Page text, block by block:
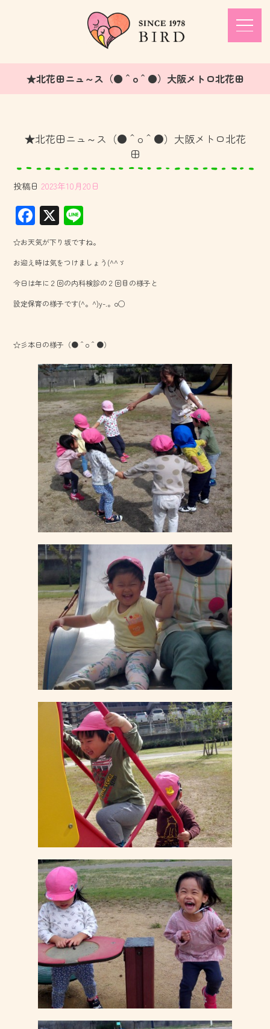
★北花田ニュ～ス（●＾o＾●）大阪メトロ北花田
★北花田ニュ～ス（●＾o＾●）大阪メトロ北花
田
投稿日 2023年10月20日
F
ac
e
b
o
ok
X
ne
☆お天気が下り坂ですね。
お迎え時は気をつけましょう(^^ゞ
今日は年に２回の内科検診の２回目の様子と
設定保育の様子です(^。^)y-.。o○
☆彡本日の様子（●＾o＾●）